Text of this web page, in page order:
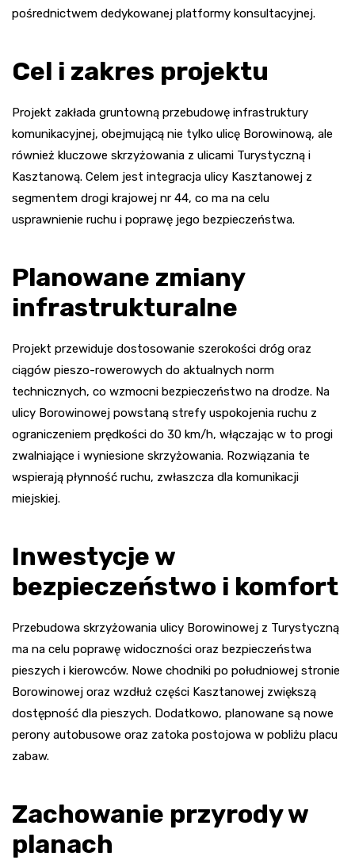
pośrednictwem dedykowanej platformy konsultacyjnej.
Cel i zakres projektu
Projekt zakłada gruntowną przebudowę infrastruktury
komunikacyjnej, obejmującą nie tylko ulicę Borowinową, ale
również kluczowe skrzyżowania z ulicami Turystyczną i
Kasztanową. Celem jest integracja ulicy Kasztanowej z
segmentem drogi krajowej nr 44, co ma na celu
usprawnienie ruchu i poprawę jego bezpieczeństwa.
Planowane zmiany
infrastrukturalne
Projekt przewiduje dostosowanie szerokości dróg oraz
ciągów pieszo-rowerowych do aktualnych norm
technicznych, co wzmocni bezpieczeństwo na drodze. Na
ulicy Borowinowej powstaną strefy uspokojenia ruchu z
ograniczeniem prędkości do 30 km/h, włączając w to progi
zwalniające i wyniesione skrzyżowania. Rozwiązania te
wspierają płynność ruchu, zwłaszcza dla komunikacji
miejskiej.
Inwestycje w
bezpieczeństwo i komfort
Przebudowa skrzyżowania ulicy Borowinowej z Turystyczną
ma na celu poprawę widoczności oraz bezpieczeństwa
pieszych i kierowców. Nowe chodniki po południowej stronie
Borowinowej oraz wzdłuż części Kasztanowej zwiększą
dostępność dla pieszych. Dodatkowo, planowane są nowe
perony autobusowe oraz zatoka postojowa w pobliżu placu
zabaw.
Zachowanie przyrody w
planach